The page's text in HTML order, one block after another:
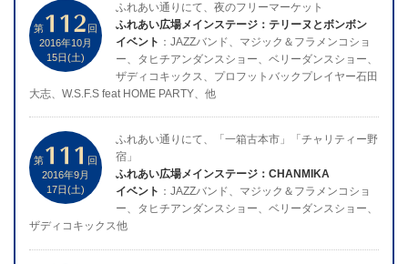
第112 回
2016年10月
15日(土)
ふれあい通りにて、夜のフリーマーケット
ふれあい広場メインステージ：テリーヌとボンボン
イベント ：JAZZバンド、マジック＆フラメンコショ
ー、タヒチアンダンスショー、ベリーダンスショー、
ザディコキックス、プロフットバックプレイヤー石田
大志、W.S.F.S feat HOME PARTY、他
第111 回
2016年9月
17日(土)
ふれあい通りにて、「一箱古本市」「チャリティー野
宿」
ふれあい広場メインステージ：CHANMIKA
イベント ：JAZZバンド、マジック＆フラメンコショ
ー、タヒチアンダンスショー、ベリーダンスショー、
ザディコキックス他